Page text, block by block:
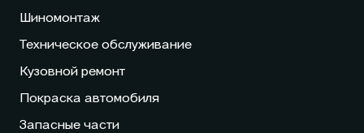
Шиномонтаж
Техническое обслуживание
Кузовной ремонт
Покраска автомобиля
Запасные части